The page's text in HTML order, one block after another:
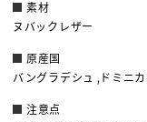
素材
ヌバックレザー
原産国
バングラデシュ ,ドミニカ
注意点